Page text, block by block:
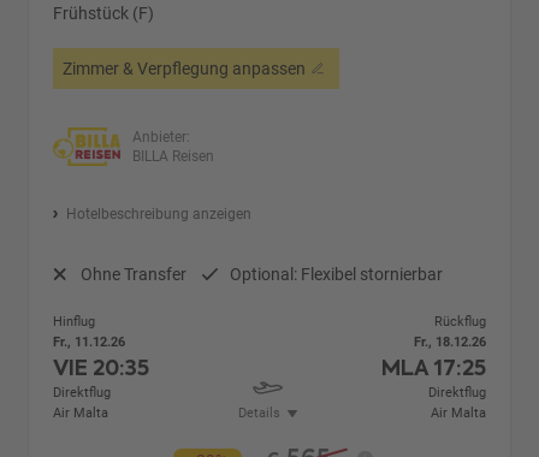
Frühstück (F)
Zimmer & Verpflegung anpassen
Anbieter:
BILLA Reisen
Hotelbeschreibung anzeigen
Ohne Transfer Optional: Flexibel stornierbar
Hinflug
Fr., 11.12.26
VIE 20:35
Direktflug
Air Malta
Details
Rückflug
Fr., 18.12.26
MLA 17:25
Direktflug
Air Malta